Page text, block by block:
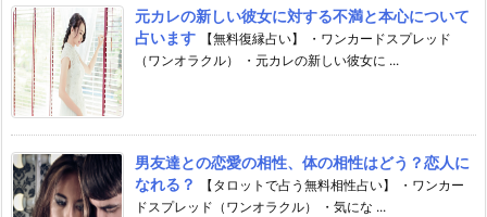
元カレの新しい彼女に対する不満と本心について
占います
【無料復縁占い】 ・ワンカードスプレッド
（ワンオラクル） ・元カレの新しい彼女に ...
男友達との恋愛の相性、体の相性はどう？恋人に
なれる？
【タロットで占う無料相性占い】 ・ワンカー
ドスプレッド（ワンオラクル） ・気にな ...